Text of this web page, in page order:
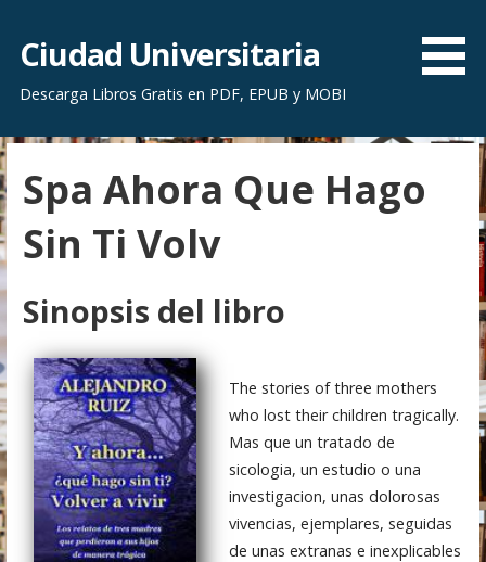
r
a
l
c
o
n
e
n
i
d
o
Ciudad Universitaria
Descarga Libros Gratis en PDF, EPUB y MOBI
Spa Ahora Que Hago
Sin Ti Volv
Sinopsis del libro
The stories of three mothers
who lost their children tragically.
Mas que un tratado de
sicologia, un estudio o una
investigacion, unas dolorosas
vivencias, ejemplares, seguidas
de unas extranas e inexplicables